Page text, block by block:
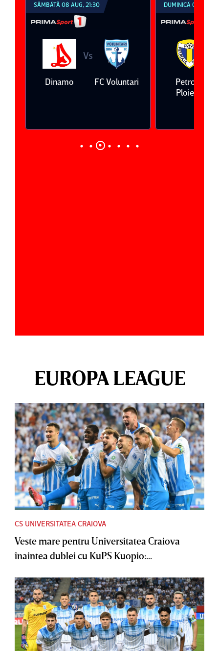
SÂMBĂTĂ 08 AUG, 21:30
Dinamo
Vs
FC Voluntari
DUMINICĂ 09 AUG,
Petrolul
Ploieşti
EUROPA LEAGUE
CS UNIVERSITATEA CRAIOVA
Veste mare pentru Universitatea Craiova
înaintea dublei cu KuPS Kuopio:...